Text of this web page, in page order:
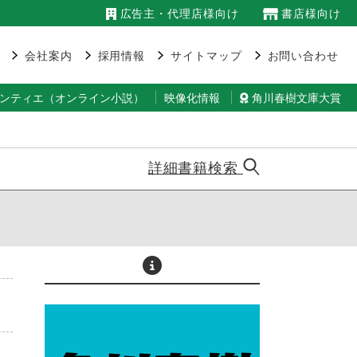
広告主・代理店様向け 書店様向け
会社案内 採用情報 サイトマップ お問い合わせ
ティエ（オンライン小説） 映像化情報 角川春樹文庫大賞
詳細書籍検索